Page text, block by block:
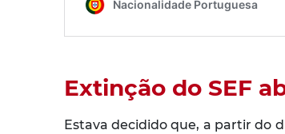
Extinção do SEF
Estava decidido que, a partir do